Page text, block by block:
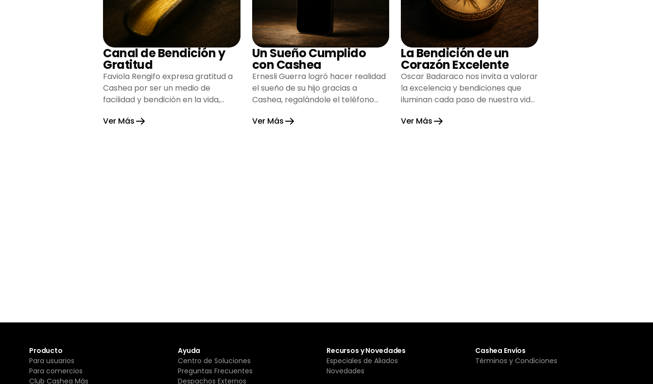
Canal de Bendición y
Gratitud
Faviola Rengifo expresa gratitud a
Cashea por ser un medio de
facilidad y bendición en la vida,
esperanza.
Ver Más
Un Sueño Cumplido
con Cashea
Ernesli Guerra logró hacer realidad
el sueño de su hijo gracias a
Cashea, regalándole el teléfono
alegría su hogar.
Ver Más
La Bendición de un
Corazón Excelente
Oscar Badaraco nos invita a valorar
la excelencia y bendiciones que
iluminan cada paso de nuestra vida,
gratitud y fortaleza.
Ver Más
Producto
Para usuarios
Para comercios
Club Cashea Más
Ayuda
Centro de Soluciones
Preguntas Frecuentes
Despachos Externos
Recursos y Novedades
Especiales de Aliados
Novedades
Cashea Envíos
Términos y Condiciones